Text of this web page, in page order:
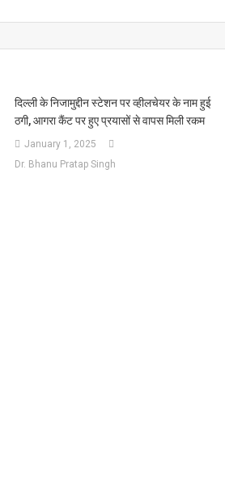
दिल्ली के निजामुद्दीन स्टेशन पर व्हीलचेयर के नाम हुई
ठगी, आगरा कैंट पर हुए प्रयासों से वापस मिली रकम
January 1, 2025
Dr. Bhanu Pratap Singh